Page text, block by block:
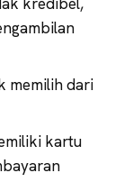
memilih dari
kartu